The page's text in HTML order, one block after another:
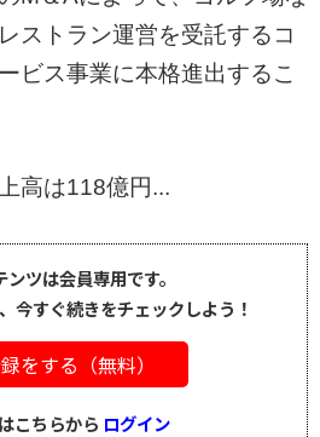
ストラン運営を受託するコ
ビス事業に本格進出するこ
高は118億円...
ンツは会員専用です。
今すぐ続きをチェックしよう！
をする（無料）
こちらから ログイン